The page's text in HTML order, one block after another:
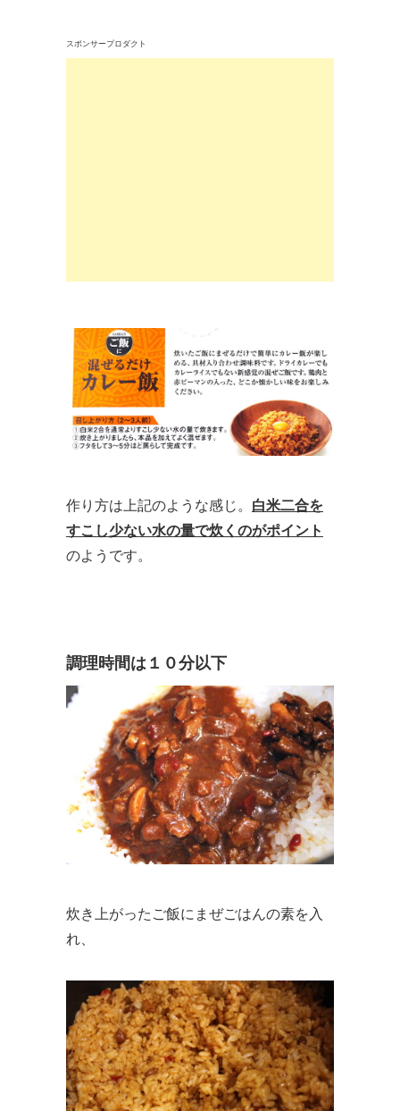
スポンサープロダクト
作り方は上記のような感じ。 白米二合を
すこし少ない水の量で炊くのがポイント
のようです。
調理時間は１０分以下
炊き上がったご飯にまぜごはんの素を入
れ、